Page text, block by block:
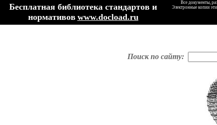
Бесплатная библиотека стандартов и
нормативов www.docload.ru
Все документы,
Электронные копии
Поиск по сайту: